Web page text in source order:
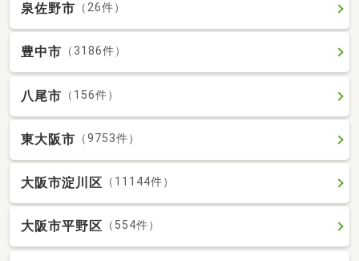
泉佐野市 （26件）
豊中市 （3186件）
八尾市 （156件）
東大阪市 （9753件）
大阪市淀川区 （11144件）
大阪市平野区 （554件）